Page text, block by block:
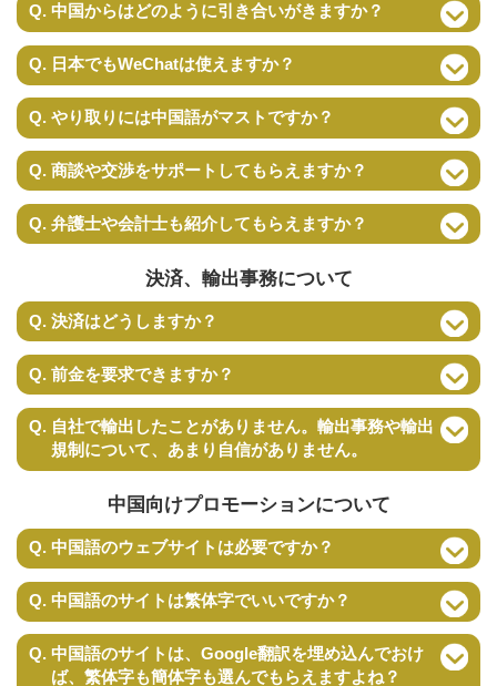
Q. 中国からはどのように引き合いがきますか？
Q. 日本でもWeChatは使えますか？
Q. やり取りには中国語がマストですか？
Q. 商談や交渉をサポートしてもらえますか？
Q. 弁護士や会計士も紹介してもらえますか？
決済、輸出事務について
Q. 決済はどうしますか？
Q. 前金を要求できますか？
Q. 自社で輸出したことがありません。輸出事務や輸出
規制について、あまり自信がありません。
中国向けプロモーションについて
Q. 中国語のウェブサイトは必要ですか？
Q. 中国語のサイトは繁体字でいいですか？
Q. 中国語のサイトは、Google翻訳を埋め込んでおけ
ば、繁体字も簡体字も選んでもらえますよね？